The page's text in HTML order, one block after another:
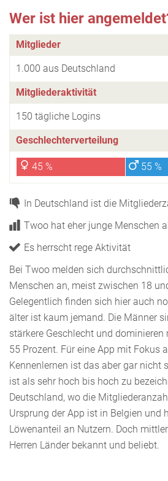
Wer ist hier
Mitglieder
1.000 aus Deutschland
Mitgliederaktivität
150 tägliche Logins
Geschlechterverteilung
45 % 55 %
In Deutschland ist die
Twoo hat eher junge Menschen
Es herrscht rege Aktivität
Bei Twoo melden sich
Menschen an, meist zwischen 18
Gelegentlich finden sich hier auch
älter ist kaum jemand. Die Männer
stärkere Geschlecht und
55 Prozent. Für eine App mit Fokus
Kennenlernen ist das aber gar nicht
ist als sehr hoch bis hoch zu
Deutschland, wo die
Ursprung der App ist in Belgien und
Löwenanteil an Nutzern. Doch
Herren Länder bekannt und beliebt.